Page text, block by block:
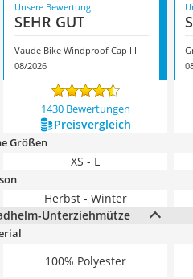
Unsere Bewertung
SEHR GUT
Vaude Bike Windproof Cap III
08/2026
1430 Bewertungen
Preis­vergleich
Größen
XS - L
Herbst - Winter
Unterziehmütze
100% Polyester